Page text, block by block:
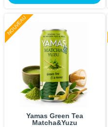
NOUVEAU
Yamas Green Tea
Matcha&Yuzu